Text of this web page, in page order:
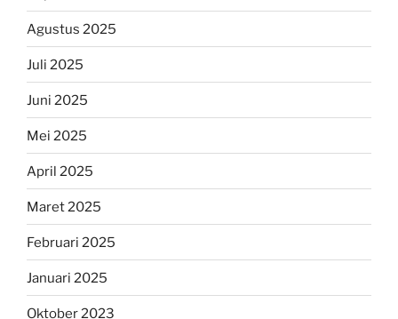
Agustus 2025
Juli 2025
Juni 2025
Mei 2025
April 2025
Maret 2025
Februari 2025
Januari 2025
Oktober 2023